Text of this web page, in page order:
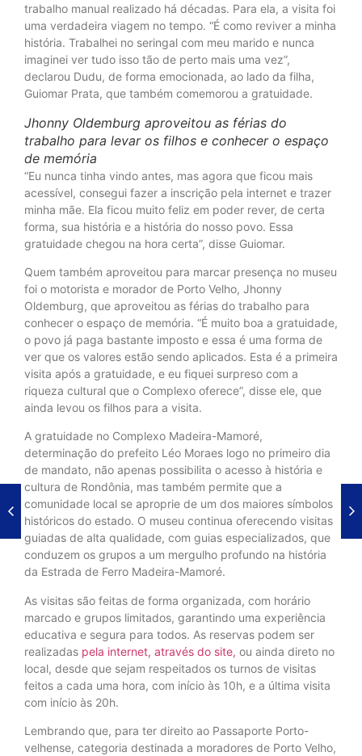
trabalho manual realizado há décadas. Para ela, a visita foi
uma verdadeira viagem no tempo. “É como reviver a minha
história. Trabalhei no seringal com meu marido e nunca
imaginei ver tudo isso tão de perto mais uma vez”,
declarou Dudu, de forma emocionada, ao lado da filha,
Guiomar Prata, que também comemorou a gratuidade.
Jhonny Oldemburg aproveitou as férias do
trabalho para levar os filhos e conhecer o espaço
de memória
“Eu nunca tinha vindo antes, mas agora que ficou mais
acessível, consegui fazer a inscrição pela internet e trazer
minha mãe. Ela ficou muito feliz em poder rever, de certa
forma, sua história e a história do nosso povo. Essa
gratuidade chegou na hora certa”, disse Guiomar.
Quem também aproveitou para marcar presença no museu
foi o motorista e morador de Porto Velho, Jhonny
Oldemburg, que aproveitou as férias do trabalho para
conhecer o espaço de memória. “É muito boa a gratuidade,
o povo já paga bastante imposto e essa é uma forma de
ver que os valores estão sendo aplicados. Esta é a primeira
visita após a gratuidade, e eu fiquei surpreso com a
riqueza cultural que o Complexo oferece”, disse ele, que
ainda levou os filhos para a visita.
A gratuidade no Complexo Madeira-Mamoré,
determinação do prefeito Léo Moraes logo no primeiro dia
de mandato, não apenas possibilita o acesso à história e
cultura de Rondônia, mas também permite que a
comunidade local se aproprie de um dos maiores símbolos
históricos do estado. O museu continua oferecendo visitas
guiadas de alta qualidade, com guias especializados, que
conduzem os grupos a um mergulho profundo na história
da Estrada de Ferro Madeira-Mamoré.
As visitas são feitas de forma organizada, com horário
marcado e grupos limitados, garantindo uma experiência
educativa e segura para todos. As reservas podem ser
realizadas pela internet, através do site, ou ainda direto no
local, desde que sejam respeitados os turnos de visitas
feitos a cada uma hora, com início às 10h, e a última visita
com início às 20h.
Lembrando que, para ter direito ao Passaporte Porto-
velhense, categoria destinada a moradores de Porto Velho,